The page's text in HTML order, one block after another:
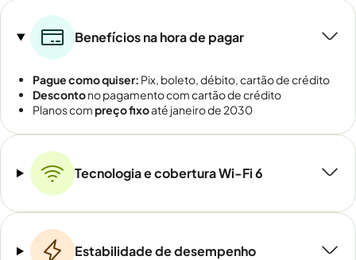
Benefícios na hora de pagar
Pague como quiser: Pix, boleto, débito, cartão de crédito
Descontono pagamento com cartão de crédito
Planos compreço fixoaté janeiro de 2030
Tecnologia e cobertura Wi-Fi 6
Estabilidade de desempenho